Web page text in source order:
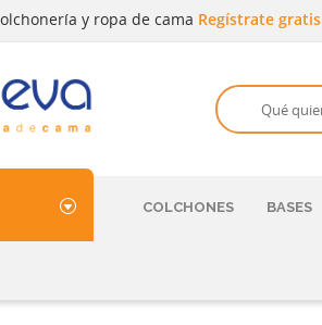
y ropa de cama Regístrate gratis
COLCHONES BASES